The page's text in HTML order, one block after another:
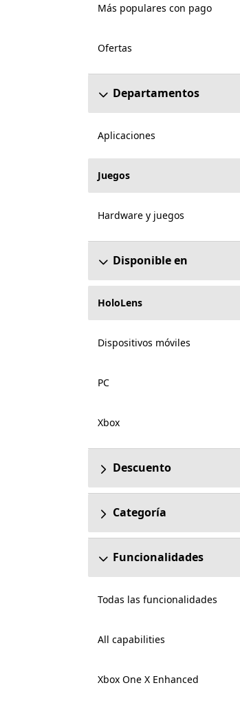
Más populares con pago
Ofertas
Departamentos
Aplicaciones
Juegos
Hardware y juegos
Disponible en
HoloLens
Dispositivos móviles
PC
Xbox
Descuento
Categoría
Funcionalidades
Todas las funcionalidades
All capabilities
Xbox One X Enhanced